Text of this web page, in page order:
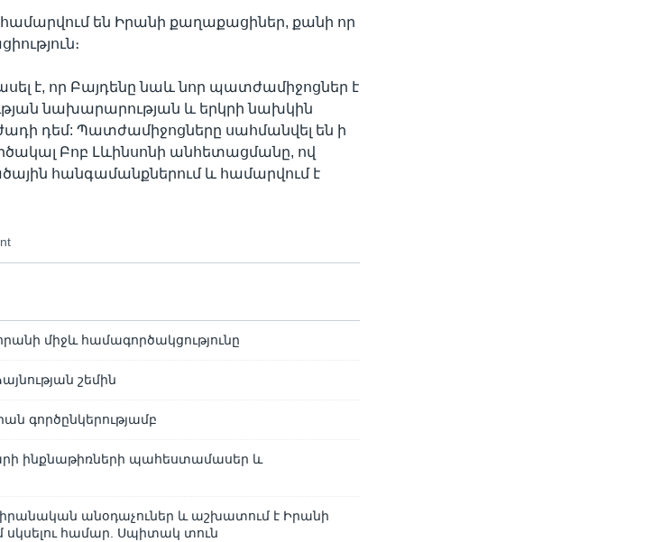
համարվում են Իրանի քաղաքացիներ, քանի որ
է, որ Բայդենը նաև նոր պատժամիջոցներ է
նախարարության և երկրի նախկին
դեմ: Պատժամիջոցները սահմանվել են ի
Բոբ Լևինսոնի անհետացմանը, ով
հանգամանքներում և համարվում է
միջև համագործակցությունը
շեմին
գործընկերությամբ
ինքնաթիռների պահեստամասեր և
իրանական անօդաչուներ և աշխատում է Իրանի
սկսելու համար. Սպիտակ տուն